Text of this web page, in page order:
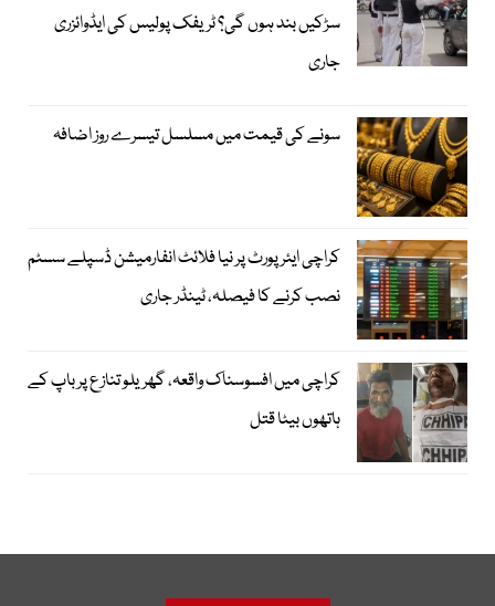
سڑکیں بند ہوں گی؟ ٹریفک پولیس کی ایڈوائزری
جاری
سونے کی قیمت میں مسلسل تیسرے روز اضافہ
کراچی ایئرپورٹ پر نیا فلائٹ انفارمیشن ڈسپلے سسٹم
نصب کرنے کا فیصلہ، ٹینڈر جاری
کراچی میں افسوسناک واقعہ، گھریلو تنازع پر باپ کے
ہاتھوں بیٹا قتل